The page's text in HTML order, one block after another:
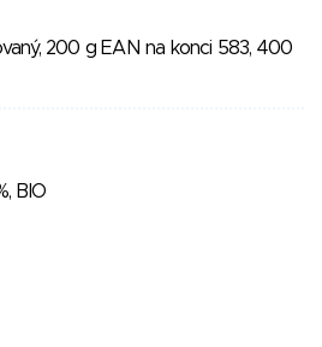
200 g EAN na konci 583, 400
BIO